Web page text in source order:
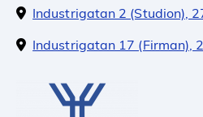
Industrigatan 2 (Studion),
Industrigatan 17 (Firman),